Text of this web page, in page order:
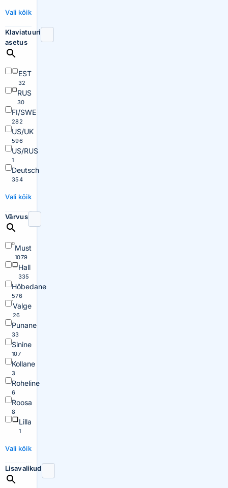
Vali kõik
Klaviatuuri
asetus
EST
32
RUS
30
FI/SWE
282
US/UK
596
US/RUS
1
Deutsch
354
Vali kõik
Värvus
Must
1079
Hall
335
Hõbedane
576
Valge
26
Punane
33
Sinine
107
Kollane
3
Roheline
6
Roosa
8
Lilla
1
Vali kõik
Lisavalikud